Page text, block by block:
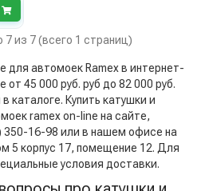
7 из 7 (всего 1 страниц)
для автомоек Ramex в интернет-
от 45 000 руб. руб до 82 000 руб.
каталоге. Купить катушки и
ramex on-line на сайте,
350-16-98 или в нашем офисе на
5 корпус 17, помещение 12. Для
условия доставки.